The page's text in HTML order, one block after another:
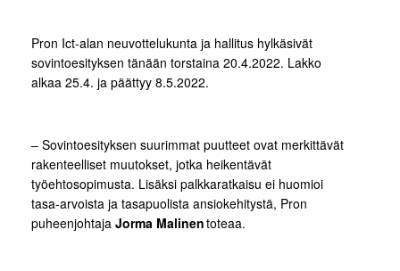
Pron Ict-alan neuvottelukunta ja hallitus hylkäsivät
sovintoesityksen tänään torstaina 20.4.2022. Lakko
alkaa 25.4. ja päättyy 8.5.2022.
– Sovintoesityksen suurimmat puutteet ovat merkittävät
rakenteelliset muutokset, jotka heikentävät
työehtosopimusta. Lisäksi palkkaratkaisu ei huomioi
tasa-arvoista ja tasapuolista ansiokehitystä, Pron
puheenjohtaja Jorma Malinentoteaa.